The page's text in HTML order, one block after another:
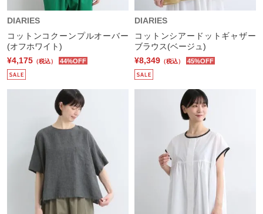
DIARIES
コットンコクーンプルオーバー
(オフホワイト)
¥4,175 （税込） 44%OFF
DIARIES
コットンシアードットギャザー
ブラウス(ベージュ)
¥8,349 （税込） 45%OFF